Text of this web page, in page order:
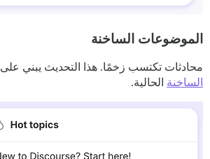
الموضوعات الساخنة
محادثات تكتسب زخمًا. هذا التحديث يبني على
الساخنة الحالية.